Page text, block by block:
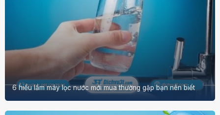
6 hiểu lầm máy lọc nước mới mua thường gặp bạn nên biết